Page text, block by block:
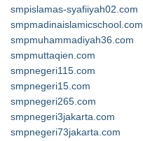
smpislamas-syafiiyah02.com
smpmadinaislamicschool.com
smpmuhammadiyah36.com
smpmuttaqien.com
smpnegeri115.com
smpnegeri15.com
smpnegeri265.com
smpnegeri3jakarta.com
smpnegeri73jakarta.com